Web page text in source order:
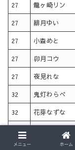
27 龍ヶ崎リン
27 緋月ゆい
27 小森めと
27 卯月コウ
27 夜見れな
32 鬼灯わらべ
32 花芽なずな
32 瀬戸美夜子
32 ラトナ・プティ
メニュー ホーム